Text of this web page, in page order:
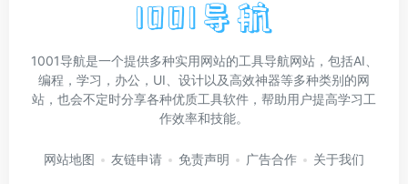
1001导航是一个提供多种实用网站的工具导航网站，包括AI、
编程，学习，办公，UI、设计以及高效神器等多种类别的网
站，也会不定时分享各种优质工具软件，帮助用户提高学习工
作效率和技能。
网站地图 友链申请 免责声明 广告合作 关于我们